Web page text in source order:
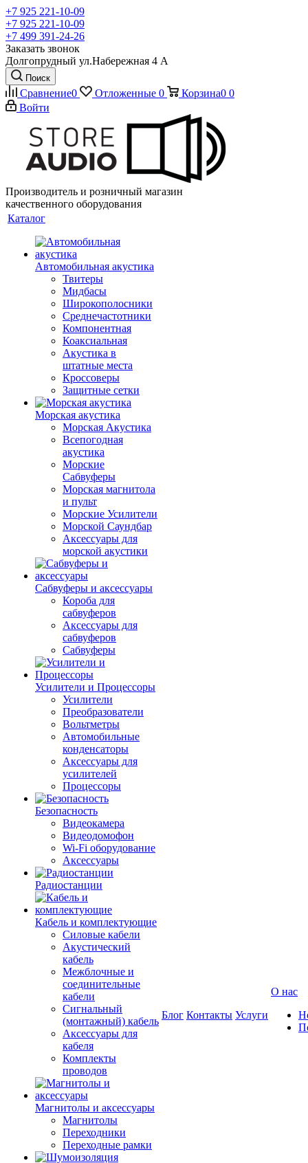
+7 925 221-10-09
+7 925 221-10-09
+7 499 391-24-26
Заказать звонок
Долгопрудный ул.Набережная 4 А
Поиск
Сравнение0 Отложенные 0 Корзина0 0
Войти
Производитель и розничный магазин
качественного оборудования
Каталог
Автомобильная акустика
Твитеры
Мидбасы
Широкополосники
Среднечастотники
Компонентная
Коаксиальная
Акустика в
штатные места
Кроссоверы
Защитные сетки
Морская акустика
Морская Акустика
Всепогодная
акустика
Морские
Сабвуферы
Морская магнитола
и пульт
Морские Усилители
Морской Cаундбар
Аксессуары для
морской акустики
Сабвуферы и аксессуары
Короба для
сабвуферов
Аксессуары для
сабвуферов
Сабвуферы
Усилители и Процессоры
Усилители
Преобразователи
Вольтметры
Автомобильные
конденсаторы
Аксессуары для
усилителей
Процессоры
Безопасность
Видеокамера
Видеодомофон
Wi-Fi оборудование
Аксессуары
Радиостанции
Кабель и комплектующие
Силовые кабели
Акустический
кабель
Межблочные и
соединительные
кабели
Сигнальный
(монтажный) кабель
Аксессуары для
кабеля
Комплекты
проводов
Магнитолы и аксессуары
Магнитолы
Переходники
Переходные рамки
Блог Контакты Услуги
О нас